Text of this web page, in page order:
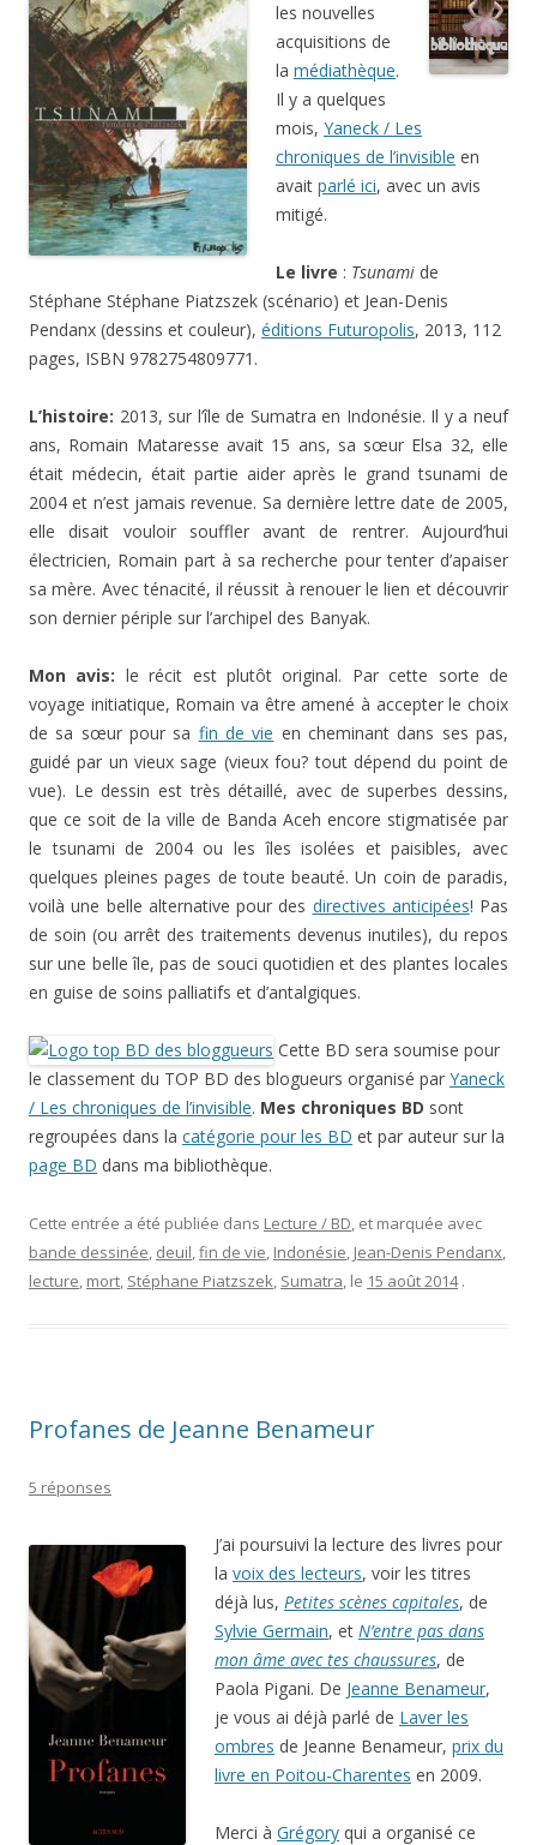
mois,Yaneck / Les
chroniques de l’invisibleen
avaitparlé ici, avec un avis
mitigé.
Le livre:Tsunamide
Stéphane Stéphane Piatzszek (scénario) et Jean-Denis
Pendanx (dessins et couleur),
éditions Futuropolis
pages, ISBN 9782754809771.
L’histoire:2013, sur l’île de Sumatra en Indonésie. Il y a neuf
ans, Romain Mataresse avait 15 ans, sa sœur Elsa 32, elle
était médecin, était partie aider après le grand tsunami de
elle disait vouloir souffler avant de rentrer. Aujourd’hui
électricien, Romain part à sa recherche pour tenter d’apaiser
sa mère. Avec ténacité, il réussit à renouer le lien et découvrir
son dernier périple sur l’archipel des Banyak.
Mon avis:le récit est plutôt original. Par cette sorte de
voyage initiatique, Romain va être amené à accepter le choix
de sa sœur pour safin de vie en cheminant dans ses pas,
vue). Le dessin est très détaillé, avec de superbes dessins,
que ce soit de la ville de Banda Aceh encore stigmatisée par
le tsunami de 2004 ou les îles isolées et paisibles, avec
quelques pleines pages de toute beauté. Un coin de paradis,
voilà une belle alternative pour desdirectives anticipées! Pas
de soin (ou arrêt des traitements devenus inutiles), du repos
sur une belle île, pas de souci quotidien et des plantes locales
en guise de soins palliatifs et d’antalgiques.
Cette BD sera soumise pour
le classement du TOP BD des blogueurs organisé par Yaneck
/ Les chroniques de l’invisible .Mes chroniques BD
page BDdans ma bibliothèque.
Cette entrée a été publiée dansLecture / BD, et marquée avec
bande dessinée,deuil,fin de vie,Indonésie, Jean-Denis Pendanx,
lecture,mort,Stéphane Piatzszek
J’ai poursuivi la lecture des livres pour
mon âme avec tes chaussures, de
Paola Pigani. DeJeanne Benameur
je vous ai déjà parlé deLaver les
ombresde Jeanne Benameur,prix du
livre en Poitou-Charentesen 2009.
Merci àGrégoryqui a organisé ce
groupe de lecteurs avec Florence,
Jenny, Michèle. Un livre fourni en édition de poche, tout petit,
s’il faut que je règle la question de maintenir les pages